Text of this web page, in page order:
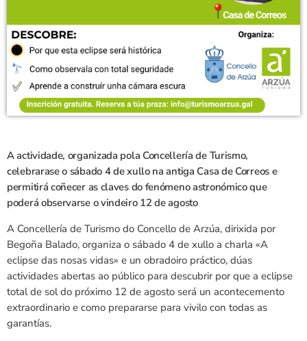
A actividade, organizada pola Concellería de Turismo,
celebrarase o sábado 4 de xullo na antiga Casa de Correos e
permitirá coñecer as claves do fenómeno astronómico que
poderá observarse o vindeiro 12 de agosto
A Concellería de Turismo do Concello de Arzúa, dirixida por
Begoña Balado, organiza o sábado 4 de xullo a charla «A
eclipse das nosas vidas» e un obradoiro práctico, dúas
actividades abertas ao público para descubrir por que a eclipse
total de sol do próximo 12 de agosto será un acontecemento
extraordinario e como prepararse para vivilo con todas as
garantías.